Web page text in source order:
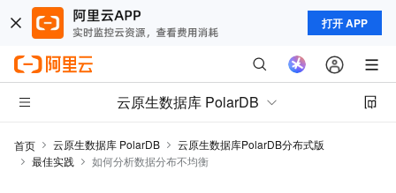
打开 APP
云原生数据库 PolarDB
首页 云原生数据库 PolarDB
云原生数据库PolarDB分布式版
最佳实践
如何分析数据分布不均衡